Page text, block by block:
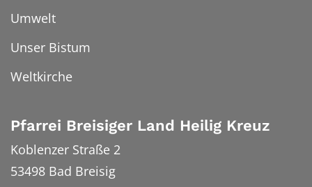
Umwelt
Unser Bistum
Weltkirche
Pfarrei Breisiger Land Heilig Kreuz
Koblenzer Straße 2
53498 Bad Breisig